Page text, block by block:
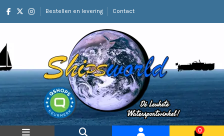
Bestellen en levering Contact
0